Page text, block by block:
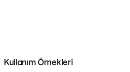
Kullanım Örnekleri